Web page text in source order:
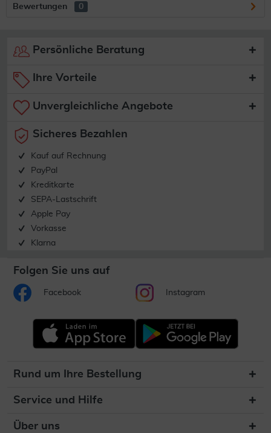
Bewertungen 0
Persönliche Beratung
Ihre Vorteile
Unvergleichliche Angebote
Sicheres Bezahlen
Kauf auf Rechnung
PayPal
Kreditkarte
SEPA-Lastschrift
Apple Pay
Vorkasse
Klarna
Folgen Sie uns auf
Facebook Instagram
Rund um Ihre Bestellung
Service und Hilfe
Über uns